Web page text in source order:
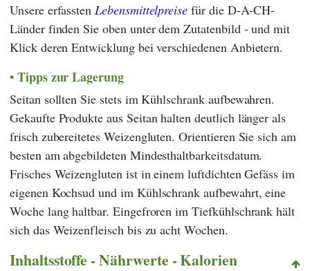
Unsere erfassten Lebensmittelpreise für die D-A-CH-
Länder finden Sie oben unter dem Zutatenbild - und mit
Klick deren Entwicklung bei verschiedenen Anbietern.
Tipps zur Lagerung
Seitan sollten Sie stets im Kühlschrank aufbewahren.
Gekaufte Produkte aus Seitan halten deutlich länger als
frisch zubereitetes Weizengluten. Orientieren Sie sich am
besten am abgebildeten Mindesthaltbarkeitsdatum.
Frisches Weizengluten ist in einem luftdichten Gefäss im
eigenen Kochsud und im Kühlschrank aufbewahrt, eine
Woche lang haltbar. Eingefroren im Tiefkühlschrank hält
sich das Weizenfleisch bis zu acht Wochen.
Inhaltsstoffe - Nährwerte - Kalorien